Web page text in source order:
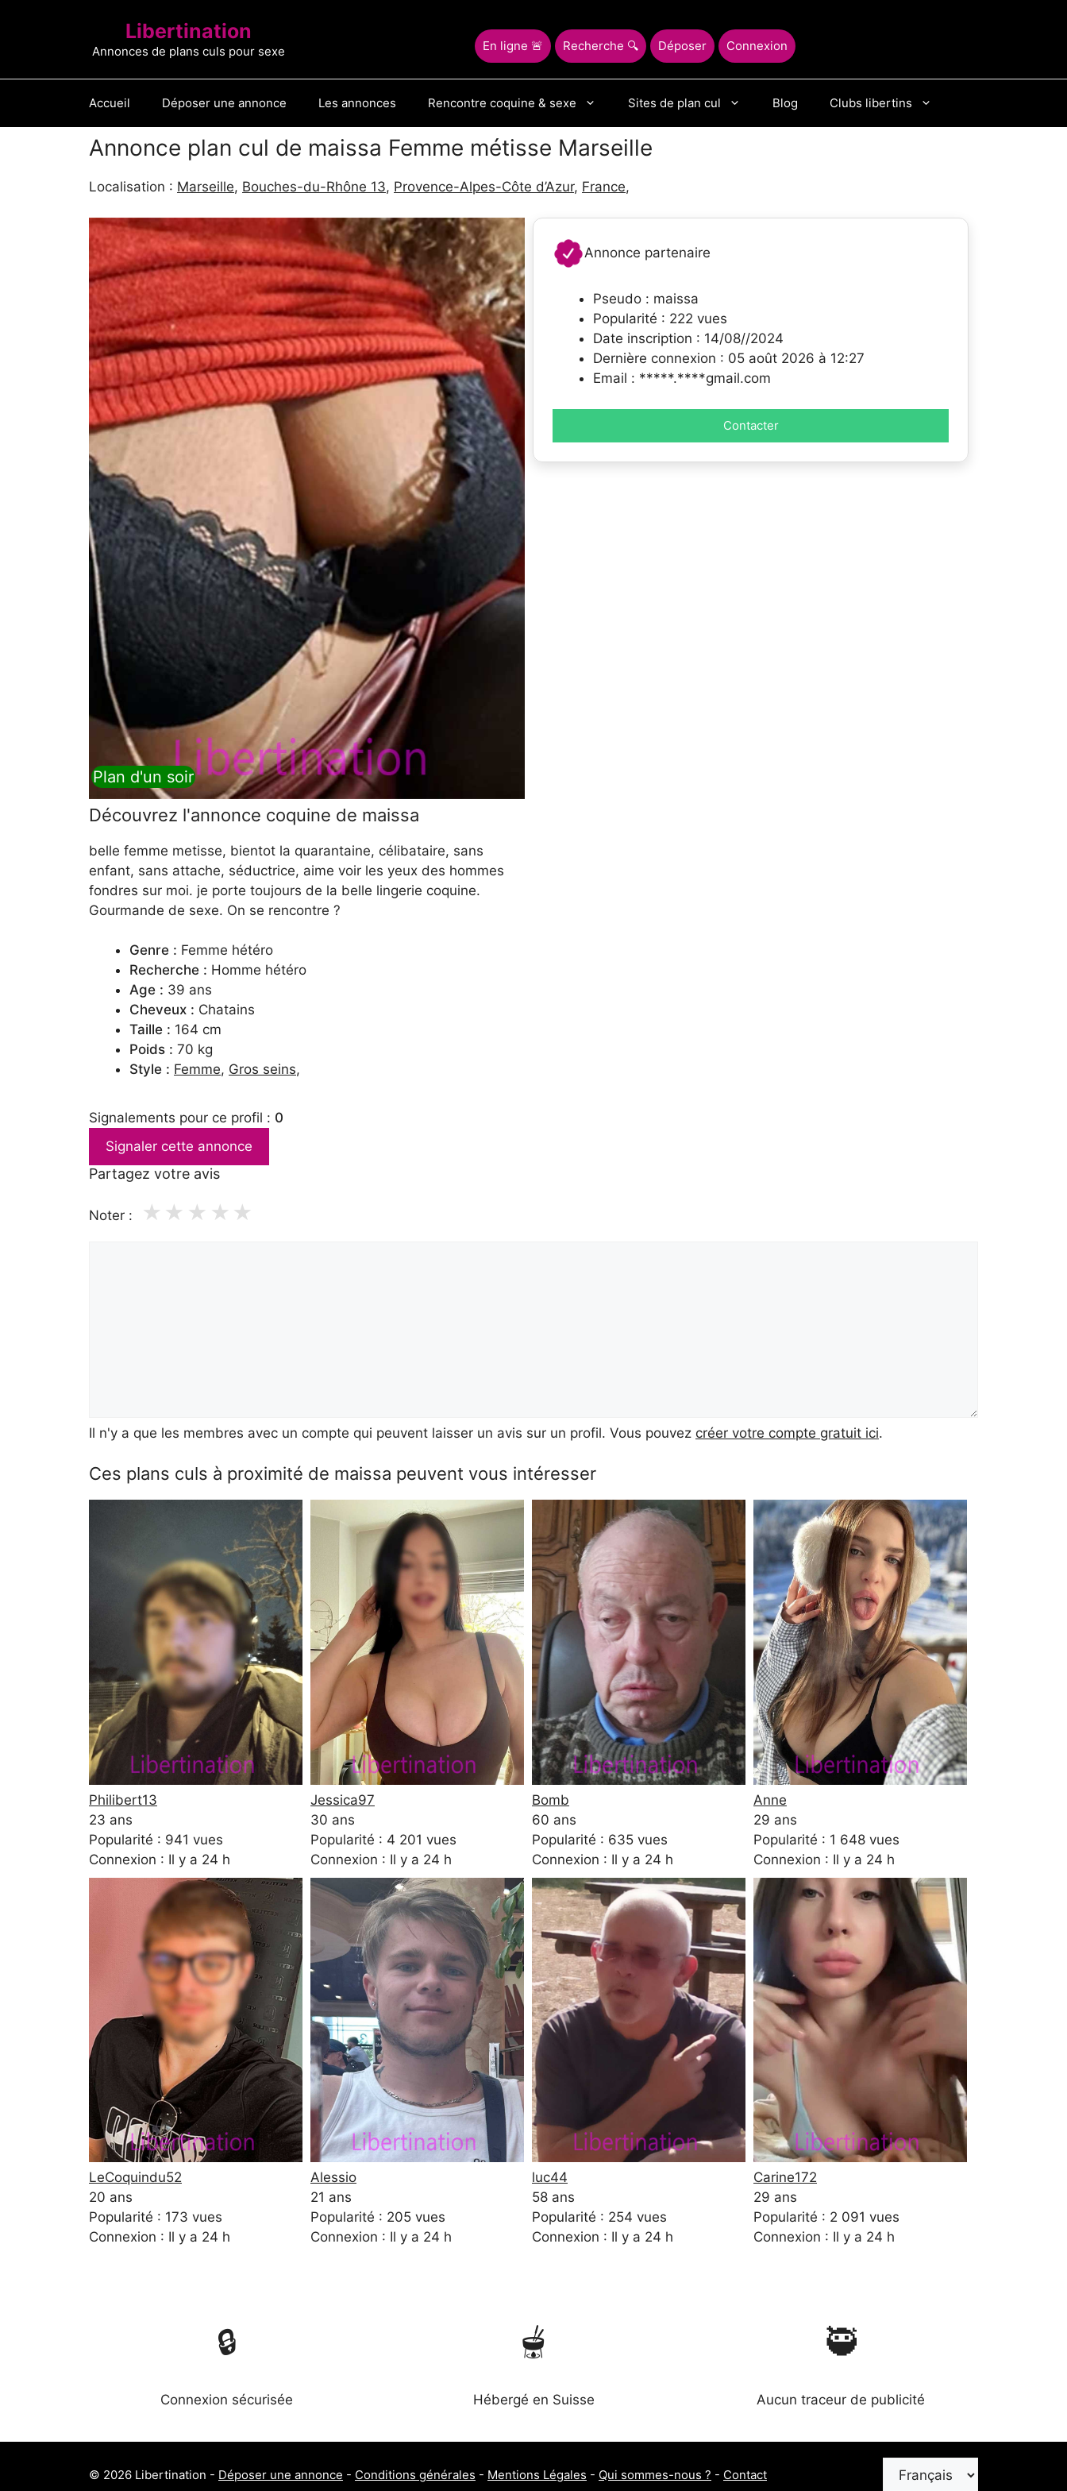
Libertination
Annonces de plans culs pour sexe En ligne 🚨 Recherche 🔍 Déposer Connexion
Accueil Déposer une annonce Les annonces Rencontre coquine & sexe Sites de plan cul Blog Clubs libertins
Annonce plan cul de maissa Femme métisse Marseille
Localisation : Marseille, Bouches-du-Rhône 13, Provence-Alpes-Côte d’Azur, France,
Plan d'un soir
Découvrez l'annonce coquine de maissa
belle femme metisse, bientot la quarantaine, célibataire, sans
enfant, sans attache, séductrice, aime voir les yeux des hommes
fondres sur moi. je porte toujours de la belle lingerie coquine.
Gourmande de sexe. On se rencontre ?
Genre : Femme hétéro
Recherche : Homme hétéro
Age : 39 ans
Cheveux : Chatains
Taille : 164 cm
Poids : 70 kg
Style : Femme, Gros seins,
Annonce partenaire
Pseudo : maissa
Popularité : 222 vues
Date inscription : 14/08//2024
Dernière connexion : 05 août 2026 à 12:27
Email : *****.****gmail.com
Contacter
Signalements pour ce profil : 0
Signaler cette annonce
Partagez votre avis
Noter : ★
★
★
★
★
Il n'y a que les membres avec un compte qui peuvent laisser un avis sur un profil. Vous pouvez créer votre compte gratuit ici.
Ces plans culs à proximité de maissa peuvent vous intéresser
Philibert13
23 ans
Popularité : 941 vues
Connexion : Il y a 24 h
Jessica97
30 ans
Popularité : 4 201 vues
Connexion : Il y a 24 h
Bomb
60 ans
Popularité : 635 vues
Connexion : Il y a 24 h
Anne
29 ans
Popularité : 1 648 vues
Connexion : Il y a 24 h
LeCoquindu52
20 ans
Popularité : 173 vues
Connexion : Il y a 24 h
Alessio
21 ans
Popularité : 205 vues
Connexion : Il y a 24 h
luc44
58 ans
Popularité : 254 vues
Connexion : Il y a 24 h
Carine172
29 ans
Popularité : 2 091 vues
Connexion : Il y a 24 h
🔒
Connexion sécurisée
🫕
Hébergé en Suisse
🥷
Aucun traceur de publicité
une
© 2026 Libertination - Déposer une annonce - Conditions générales - Mentions Légales - Qui sommes-nous ? - Contact